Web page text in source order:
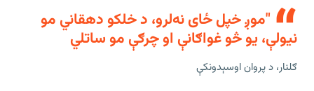
"موږ خپل ځاى نه‌لرو، د خلکو دهقاني مو
نيولې، يو څو غواګانې او چرګې مو ساتلي
ګلنار، د پروان اوسېدونکې